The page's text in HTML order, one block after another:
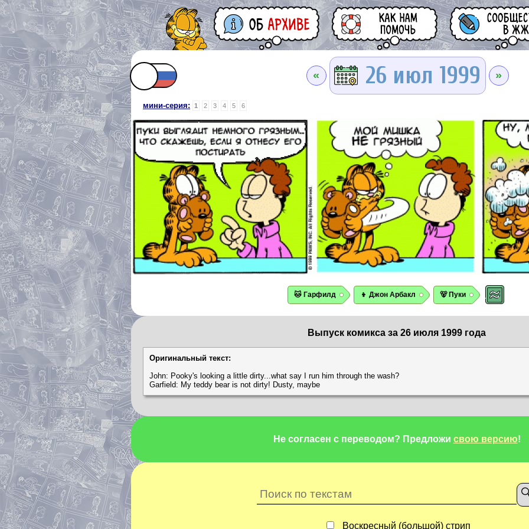
« 26 июл 1999 »
мини-серия: 1 2 3 4 5 6
🐱 Гарфилд 👦 Джон Арбакл 🐻 Пуки
Выпуск комикса за 26 июля 1999 года
Оригинальный текст:
John: Pooky's looking a little dirty...what say I run him through the wash?
Garfield: My teddy bear is not dirty! Dusty, maybe
Не согласен с переводом? Предложи свою версию!
Воскресный (большой) стрип